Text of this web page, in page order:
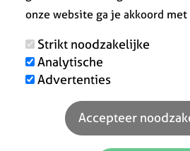
9.083.458
onze website ga je akkoord
Strikt noodzakelijke
Analytische
Advertenties